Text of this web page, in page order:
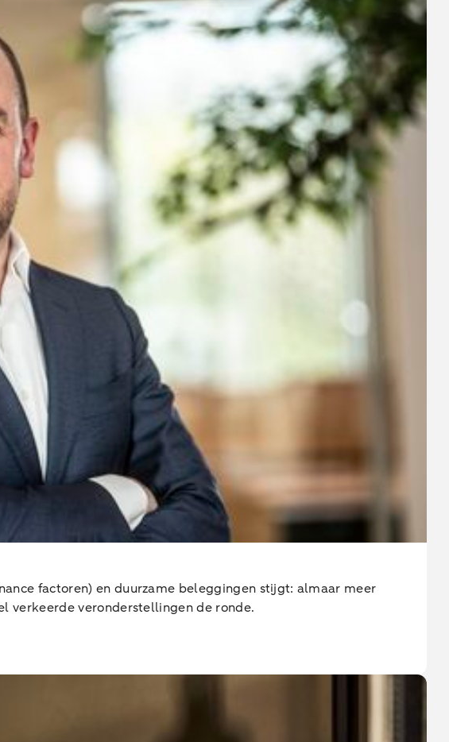
factoren) en duurzame beleggingen stijgt: almaar meer
verkeerde veronderstellingen de ronde.